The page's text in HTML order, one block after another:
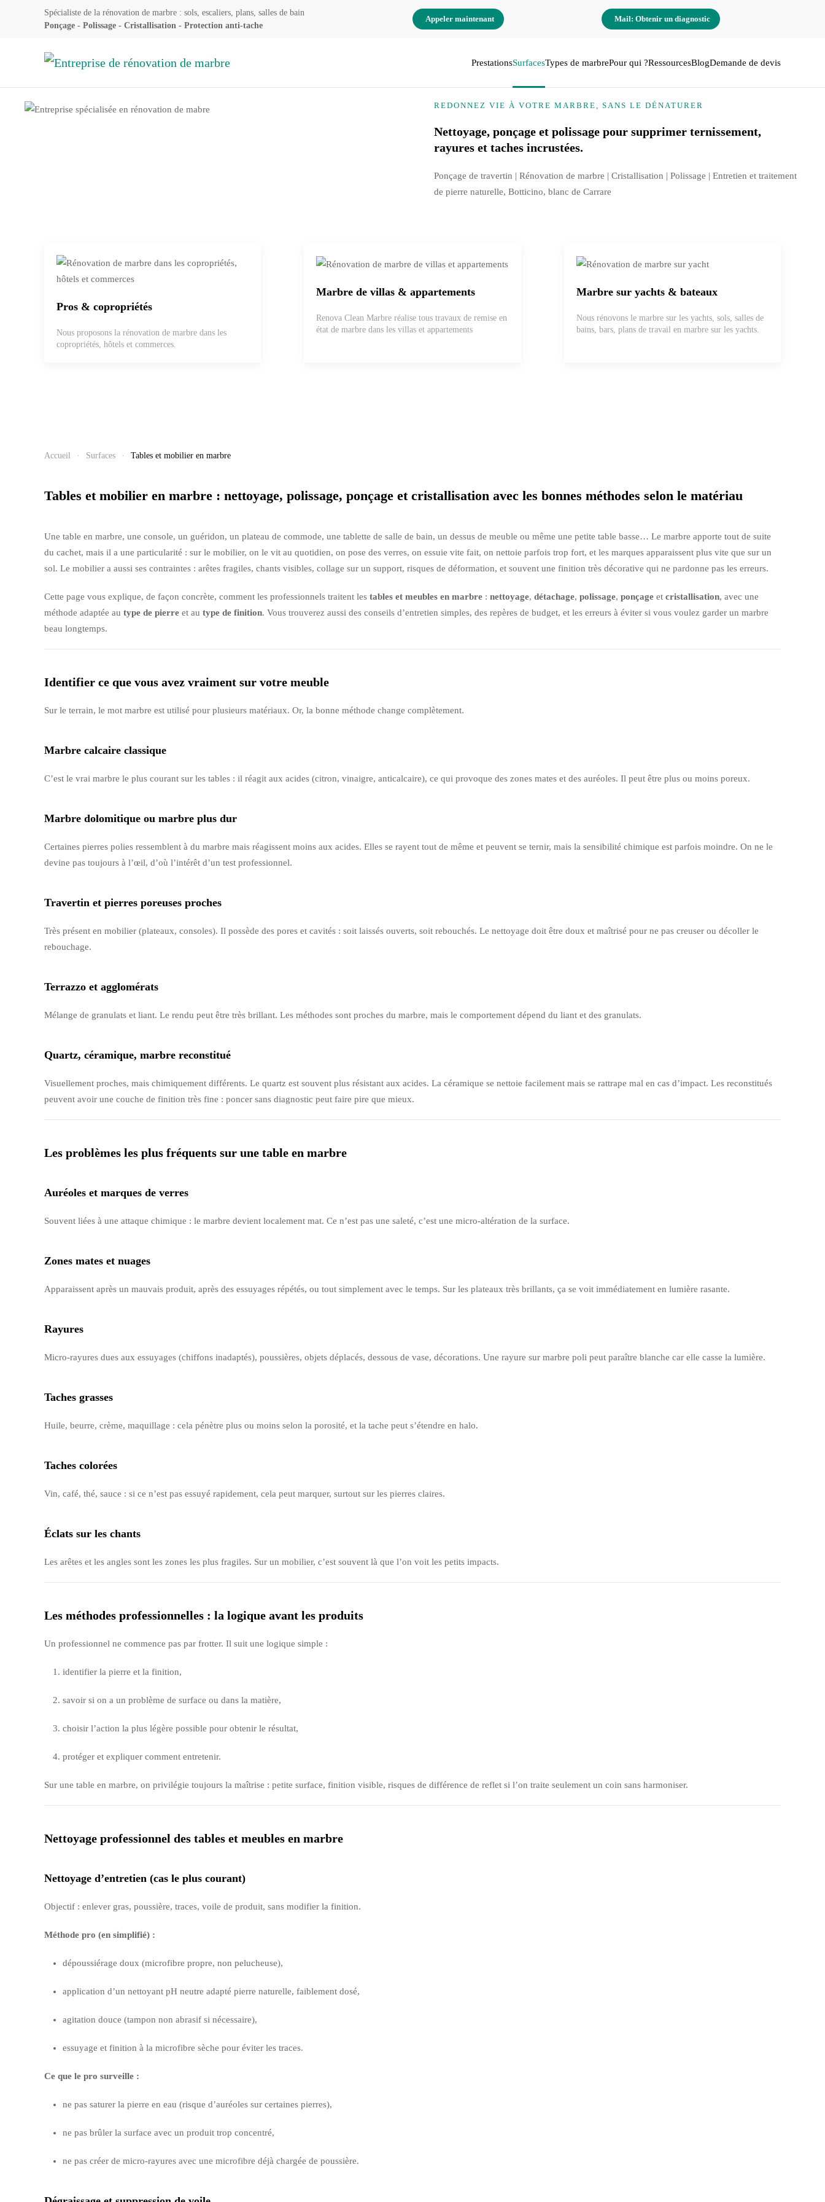
Spécialiste de la rénovation de marbre : sols, escaliers, plans, salles de bain
Ponçage - Polissage - Cristallisation - Protection anti-tache
Appeler maintenant Mail: Obtenir un diagnostic
PrestationsSurfacesTypes de marbrePour qui ?RessourcesBlogDemande de devis
REDONNEZ VIE À VOTRE MARBRE, SANS LE DÉNATURER
Nettoyage, ponçage et polissage pour supprimer ternissement,
rayures et taches incrustées.
Ponçage de travertin | Rénovation de marbre | Cristallisation | Polissage | Entretien et traitement
de pierre naturelle, Botticino, blanc de Carrare
Pros & copropriétés
Nous proposons la rénovation de marbre dans les
copropriétés, hôtels et commerces.
Marbre de villas & appartements
Renova Clean Marbre réalise tous travaux de remise en
état de marbre dans les villas et appartements
Marbre sur yachts & bateaux
Nous rénovons le marbre sur les yachts, sols, salles de
bains, bars, plans de travail en marbre sur les yachts.
Accueil Surfaces Tables et mobilier en marbre
Tables et mobilier en marbre : nettoyage, polissage, ponçage et cristallisation avec les bonnes méthodes selon le matériau
Une table en marbre, une console, un guéridon, un plateau de commode, une tablette de salle de bain, un dessus de meuble ou même une petite table basse… Le marbre apporte tout de suite
du cachet, mais il a une particularité : sur le mobilier, on le vit au quotidien, on pose des verres, on essuie vite fait, on nettoie parfois trop fort, et les marques apparaissent plus vite que sur un
sol. Le mobilier a aussi ses contraintes : arêtes fragiles, chants visibles, collage sur un support, risques de déformation, et souvent une finition très décorative qui ne pardonne pas les erreurs.
Cette page vous explique, de façon concrète, comment les professionnels traitent les tables et meubles en marbre : nettoyage, détachage, polissage, ponçage et cristallisation, avec une
méthode adaptée au type de pierre et au type de finition. Vous trouverez aussi des conseils d’entretien simples, des repères de budget, et les erreurs à éviter si vous voulez garder un marbre
beau longtemps.
Identifier ce que vous avez vraiment sur votre meuble
Sur le terrain, le mot marbre est utilisé pour plusieurs matériaux. Or, la bonne méthode change complètement.
Marbre calcaire classique
C’est le vrai marbre le plus courant sur les tables : il réagit aux acides (citron, vinaigre, anticalcaire), ce qui provoque des zones mates et des auréoles. Il peut être plus ou moins poreux.
Marbre dolomitique ou marbre plus dur
Certaines pierres polies ressemblent à du marbre mais réagissent moins aux acides. Elles se rayent tout de même et peuvent se ternir, mais la sensibilité chimique est parfois moindre. On ne le
devine pas toujours à l’œil, d’où l’intérêt d’un test professionnel.
Travertin et pierres poreuses proches
Très présent en mobilier (plateaux, consoles). Il possède des pores et cavités : soit laissés ouverts, soit rebouchés. Le nettoyage doit être doux et maîtrisé pour ne pas creuser ou décoller le
rebouchage.
Terrazzo et agglomérats
Mélange de granulats et liant. Le rendu peut être très brillant. Les méthodes sont proches du marbre, mais le comportement dépend du liant et des granulats.
Quartz, céramique, marbre reconstitué
Visuellement proches, mais chimiquement différents. Le quartz est souvent plus résistant aux acides. La céramique se nettoie facilement mais se rattrape mal en cas d’impact. Les reconstitués
peuvent avoir une couche de finition très fine : poncer sans diagnostic peut faire pire que mieux.
Les problèmes les plus fréquents sur une table en marbre
Auréoles et marques de verres
Souvent liées à une attaque chimique : le marbre devient localement mat. Ce n’est pas une saleté, c’est une micro-altération de la surface.
Zones mates et nuages
Apparaissent après un mauvais produit, après des essuyages répétés, ou tout simplement avec le temps. Sur les plateaux très brillants, ça se voit immédiatement en lumière rasante.
Rayures
Micro-rayures dues aux essuyages (chiffons inadaptés), poussières, objets déplacés, dessous de vase, décorations. Une rayure sur marbre poli peut paraître blanche car elle casse la lumière.
Taches grasses
Huile, beurre, crème, maquillage : cela pénètre plus ou moins selon la porosité, et la tache peut s’étendre en halo.
Taches colorées
Vin, café, thé, sauce : si ce n’est pas essuyé rapidement, cela peut marquer, surtout sur les pierres claires.
Éclats sur les chants
Les arêtes et les angles sont les zones les plus fragiles. Sur un mobilier, c’est souvent là que l’on voit les petits impacts.
Les méthodes professionnelles : la logique avant les produits
Un professionnel ne commence pas par frotter. Il suit une logique simple :
identifier la pierre et la finition,
savoir si on a un problème de surface ou dans la matière,
choisir l’action la plus légère possible pour obtenir le résultat,
protéger et expliquer comment entretenir.
Sur une table en marbre, on privilégie toujours la maîtrise : petite surface, finition visible, risques de différence de reflet si l’on traite seulement un coin sans harmoniser.
Nettoyage professionnel des tables et meubles en marbre
Nettoyage d’entretien (cas le plus courant)
Objectif : enlever gras, poussière, traces, voile de produit, sans modifier la finition.
Méthode pro (en simplifié) :
dépoussiérage doux (microfibre propre, non pelucheuse),
application d’un nettoyant pH neutre adapté pierre naturelle, faiblement dosé,
agitation douce (tampon non abrasif si nécessaire),
essuyage et finition à la microfibre sèche pour éviter les traces.
Ce que le pro surveille :
ne pas saturer la pierre en eau (risque d’auréoles sur certaines pierres),
ne pas brûler la surface avec un produit trop concentré,
ne pas créer de micro-rayures avec une microfibre déjà chargée de poussière.